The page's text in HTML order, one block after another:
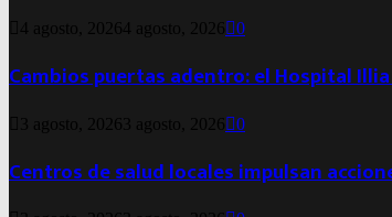
4 agosto, 20264 agosto, 2026 0
Cambios puertas adentro: el Hospital
3 agosto, 2026 3 agosto, 2026 0
Centros de salud locales impulsan